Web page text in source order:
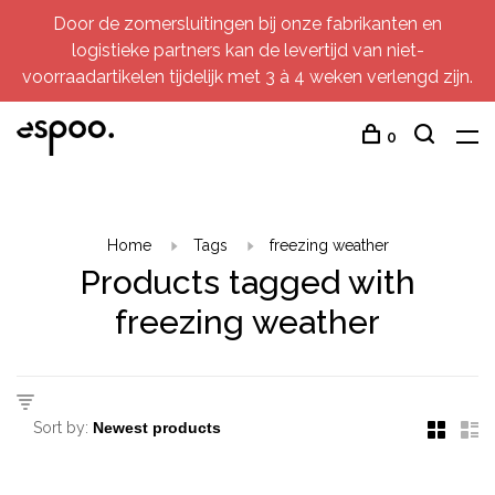
Door de zomersluitingen bij onze fabrikanten en
logistieke partners kan de levertijd van niet-
voorraadartikelen tijdelijk met 3 à 4 weken verlengd zijn.
0
Home Tags freezing weather
Products tagged with
freezing weather
Sort by: